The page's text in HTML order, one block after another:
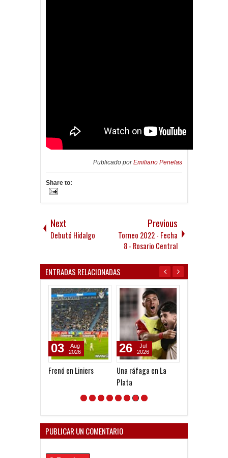
Publicado porEmiliano Penelas
Share to:
Next
Debutó Hidalgo
Previous
Torneo 2022 - Fecha
8 - Rosario Central
ENTRADAS RELACIONADAS
Frenó en Liniers
03
Aug
2026
Una ráfaga en La
Plata
26
Jul
2026
PUBLICAR UN COMENTARIO